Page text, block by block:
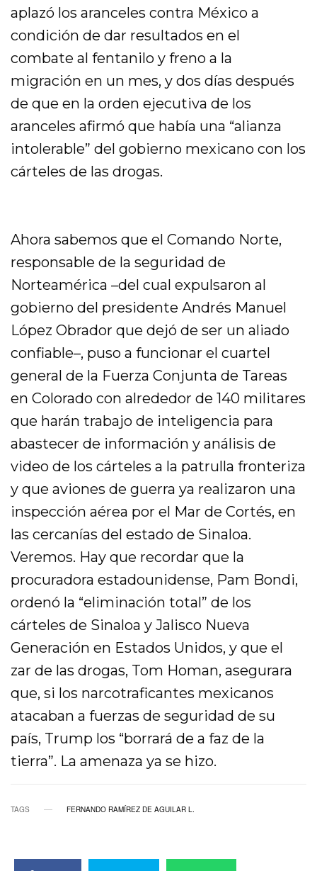
aplazó los aranceles contra México a
condición de dar resultados en el
combate al fentanilo y freno a la
migración en un mes, y dos días después
de que en la orden ejecutiva de los
aranceles afirmó que había una “alianza
intolerable” del gobierno mexicano con los
cárteles de las drogas.
Ahora sabemos que el Comando Norte,
responsable de la seguridad de
Norteamérica –del cual expulsaron al
gobierno del presidente Andrés Manuel
López Obrador que dejó de ser un aliado
confiable–, puso a funcionar el cuartel
general de la Fuerza Conjunta de Tareas
en Colorado con alrededor de 140 militares
que harán trabajo de inteligencia para
abastecer de información y análisis de
video de los cárteles a la patrulla fronteriza
y que aviones de guerra ya realizaron una
inspección aérea por el Mar de Cortés, en
las cercanías del estado de Sinaloa.
Veremos. Hay que recordar que la
procuradora estadounidense, Pam Bondi,
ordenó la “eliminación total” de los
cárteles de Sinaloa y Jalisco Nueva
Generación en Estados Unidos, y que el
zar de las drogas, Tom Homan, asegurara
que, si los narcotraficantes mexicanos
atacaban a fuerzas de seguridad de su
país, Trump los “borrará de a faz de la
tierra”. La amenaza ya se hizo.
TAGS FERNANDO RAMÍREZ DE AGUILAR L.